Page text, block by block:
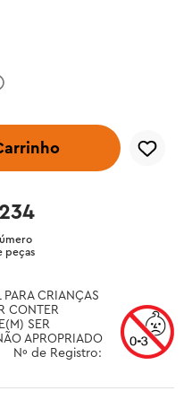
peças
CRIANÇAS
CONTER
SER
APROPRIADO